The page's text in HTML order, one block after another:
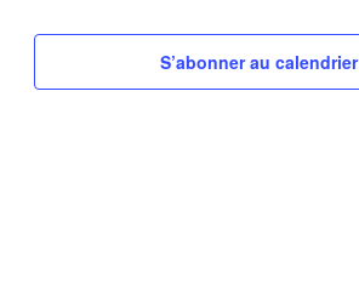
S’abonner au calendrier